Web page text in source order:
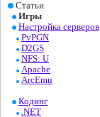
Статьи
Игры
Настройка серверов
PvPGN
D2GS
NFS: U
Apache
ArcEmu
Кодинг
.NET